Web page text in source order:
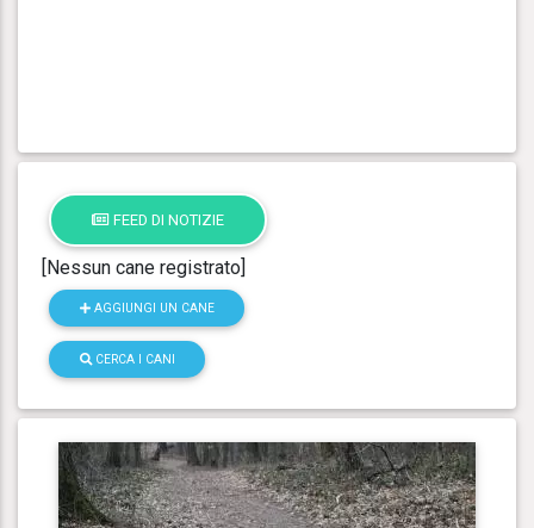
FEED DI NOTIZIE
[Nessun cane registrato]
AGGIUNGI UN CANE
CERCA I CANI